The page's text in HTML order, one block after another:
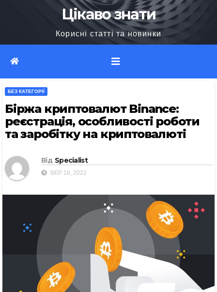
Цікаво знати
Корисні статті та новинки
БЕЗ КАТЕГОРІЇ
Біржа криптовалют Binance:
реєстрація, особливості роботи
та заробітку на криптовалюті
Від Specialist
ВЕР 18, 2022